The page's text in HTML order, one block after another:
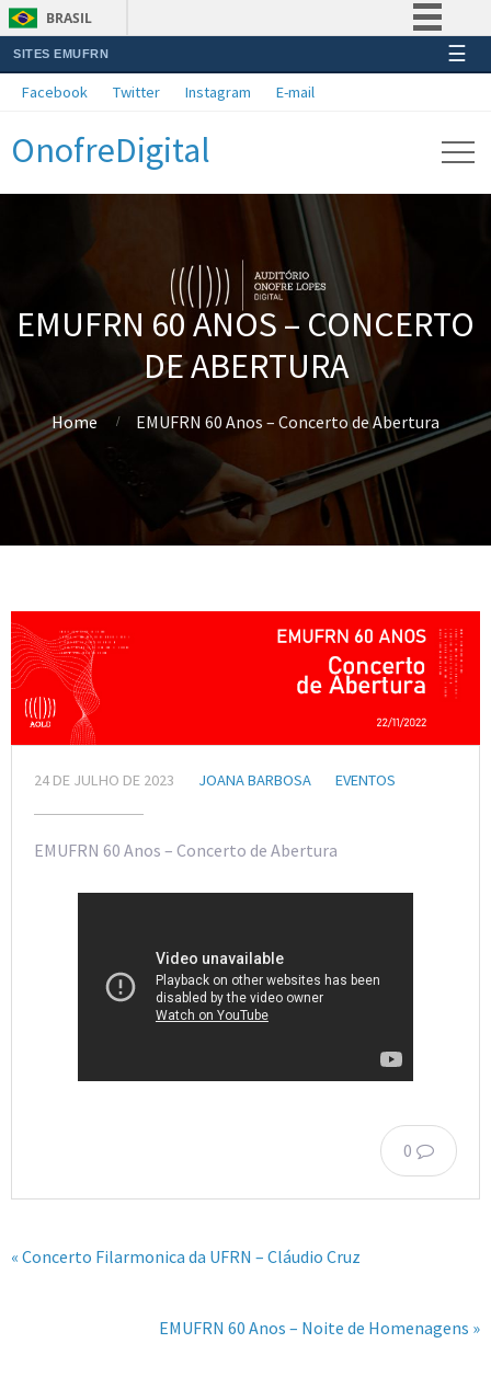
BRASIL
Simplifique!
Acesso à informação
Legislação
Canais
SITES EMUFRN ☰
Facebook Twitter Instagram E-mail
OnofreDigital
EMUFRN 60 ANOS – CONCERTO
DE ABERTURA
Home EMUFRN 60 Anos – Concerto de Abertura
24 DE JULHO DE 2023 JOANA BARBOSA EVENTOS
EMUFRN 60 Anos – Concerto de Abertura
0
« Concerto Filarmonica da UFRN – Cláudio Cruz
EMUFRN 60 Anos – Noite de Homenagens »